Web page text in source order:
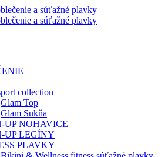
collection
Glam Top
Glam Sukňa
UP NOHAVICE
UP LEGÍNY
PLAVKY